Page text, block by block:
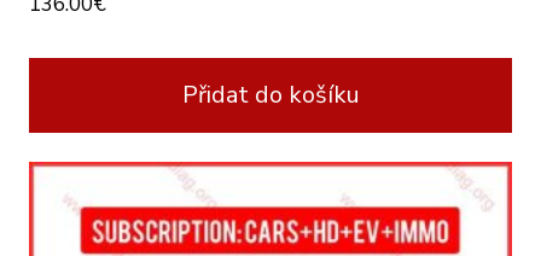
Přidat do košíku